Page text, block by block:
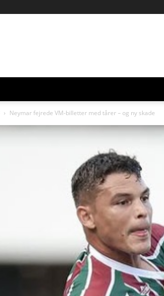
Neymar fejrede VM-billetter med tårer – og ny skade